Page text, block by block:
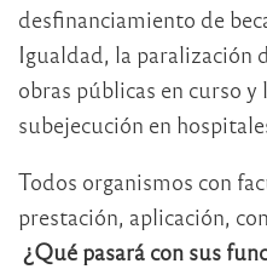
desfinanciamiento de
Igualdad, la paralización
obras públicas en curso
subejecución en
Todos organismos con
prestación, aplicación,
¿Qué pasará con sus